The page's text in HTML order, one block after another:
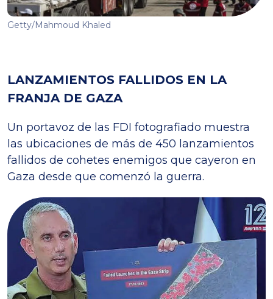
Getty/Mahmoud Khaled
LANZAMIENTOS FALLIDOS EN LA
FRANJA DE GAZA
Un portavoz de las FDI fotografiado muestra
las ubicaciones de más de 450 lanzamientos
fallidos de cohetes enemigos que cayeron en
Gaza desde que comenzó la guerra.